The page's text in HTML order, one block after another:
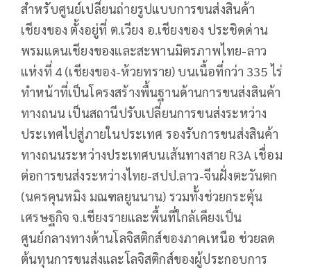
สำหรับศูนย์เปลี่ยนถ่ายรูปแบบการขนส่งสินค้า
เชียงของ ตั้งอยู่ที่ ต.เวียง อ.เชียงของ ประชิดด่าน
พรมแดนเชียงของและสะพานมิตรภาพไทย-ลาว
แห่งที่ 4 (เชียงของ-ห้วยทราย) บนเนื้อที่กว่า 335 ไร่
ทำหน้าที่เป็นโครงสร้างพื้นฐานด้านการขนส่งสินค้า
ทางถนน เป็นสถานีปรับเปลี่ยนการขนส่งระหว่าง
ประเทศไปสู่ภายในประเทศ รองรับการขนส่งสินค้า
ทางถนนระหว่างประเทศบนเส้นทางสาย R3A เชื่อม
ต่อการขนส่งระหว่างไทย-สปป.ลาว-จีนฝั่งตะวันตก
(นครคุนหมิง มณฑลยูนนาน) รวมทั้งช่วยกระตุ้น
เศรษฐกิจ จ.เชียงรายและพื้นที่ใกล้เคียงเป็น
ศูนย์กลางทางด้านโลจิสติกส์ของภาคเหนือ ช่วยลด
ต้นทุนการขนส่งและโลจิสติกส์ของผู้ประกอบการ